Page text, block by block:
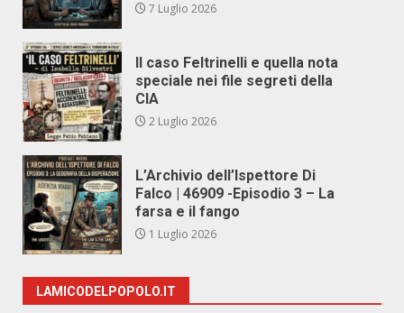
7 Luglio 2026
Il caso Feltrinelli e quella nota
speciale nei file segreti della
CIA
2 Luglio 2026
L’Archivio dell’Ispettore Di
Falco | 46909 -Episodio 3 – La
farsa e il fango
1 Luglio 2026
LAMICODELPOPOLO.IT